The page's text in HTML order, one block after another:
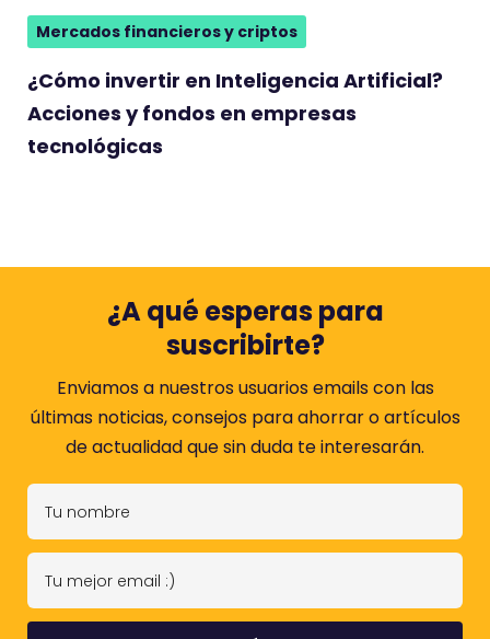
Mercados financieros y criptos
¿Cómo invertir en Inteligencia Artificial?
Acciones y fondos en empresas
tecnológicas
¿A qué esperas para
suscribirte?
Enviamos a nuestros usuarios emails con las
últimas noticias, consejos para ahorrar o artículos
de actualidad que sin duda te interesarán.
T
n
m
T
m